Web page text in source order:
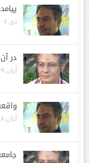
دی ۰۶, ۱۳۹۷
در
آبان ۱۹, ۱۳۹۷
آبان ۰۸, ۱۳۹۷